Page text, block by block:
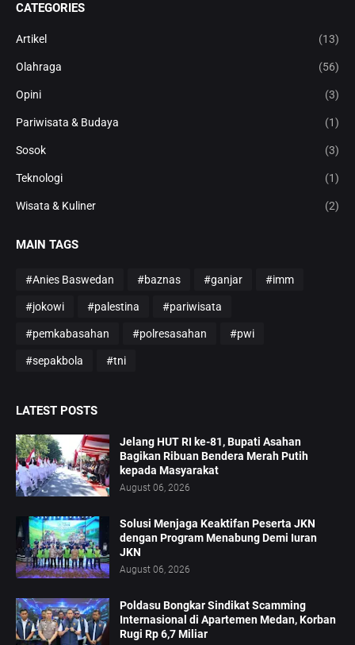
CATEGORIES
Artikel (13)
Olahraga (56)
Opini (3)
Pariwisata & Budaya (1)
Sosok (3)
Teknologi (1)
Wisata & Kuliner (2)
MAIN TAGS
#Anies Baswedan #baznas #ganjar #imm
#jokowi #palestina #pariwisata
#pemkabasahan #polresasahan #pwi
#sepakbola #tni
LATEST POSTS
Jelang HUT RI ke-81, Bupati Asahan
Bagikan Ribuan Bendera Merah Putih
kepada Masyarakat
August 06, 2026
Solusi Menjaga Keaktifan Peserta JKN
dengan Program Menabung Demi Iuran
JKN
August 06, 2026
Poldasu Bongkar Sindikat Scamming
Internasional di Apartemen Medan, Korban
Rugi Rp 6,7 Miliar